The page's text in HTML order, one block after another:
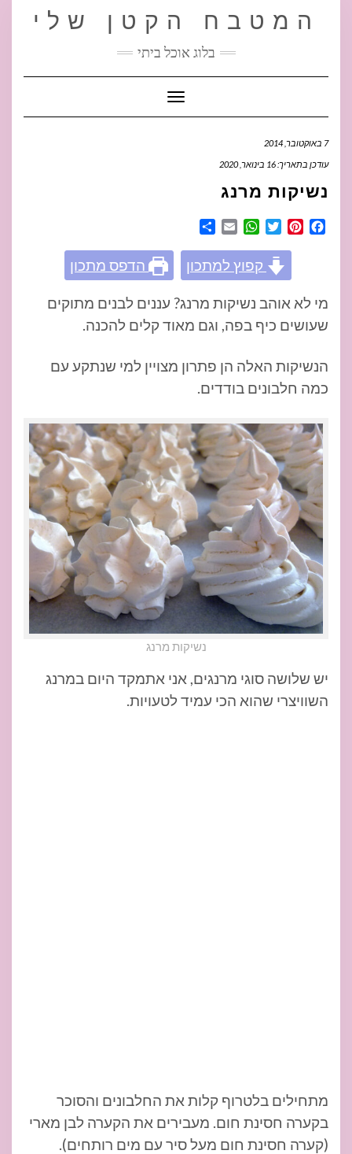
המטבח הקטן שלי
בלוג אוכל ביתי
Toggle Navigation
7 באוקטובר, 2014
עודכן בתאריך: 16 בינואר, 2020
נשיקות מרנג
Facebook
Pinterest
Twitter
WhatsApp
Email
קפוץ למתכון הדפס מתכון
מי לא אוהב נשיקות מרנג? עננים לבנים מתוקים
שעושים כיף בפה, וגם מאוד קלים להכנה.
הנשיקות האלה הן פתרון מצויין למי שנתקע עם
כמה חלבונים בודדים.
נשיקות מרנג
יש שלושה סוגי מרנגים, אני אתמקד היום במרנג
השוויצרי שהוא הכי עמיד לטעויות.
מתחילים בלטרוף קלות את החלבונים והסוכר
בקערה חסינת חום. מעבירים את הקערה לבן מארי
(קערה חסינת חום מעל סיר עם מים רותחים).